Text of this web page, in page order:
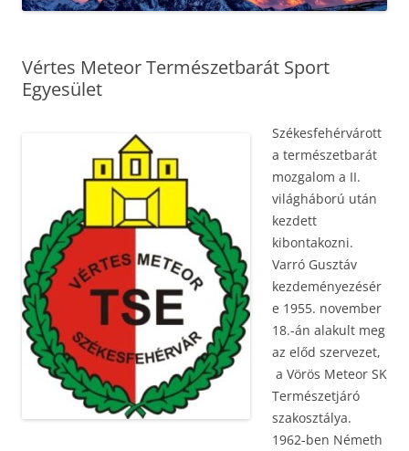
Vértes Meteor Természetbarát Sport
Egyesület
Székesfehérvárott
a természetbarát
mozgalom a II.
világháború után
kezdett
kibontakozni.
Varró Gusztáv
kezdeményezésér
e 1955. november
18.-án alakult meg
az előd szervezet,
a Vörös Meteor SK
Természetjáró
szakosztálya.
1962-ben Németh